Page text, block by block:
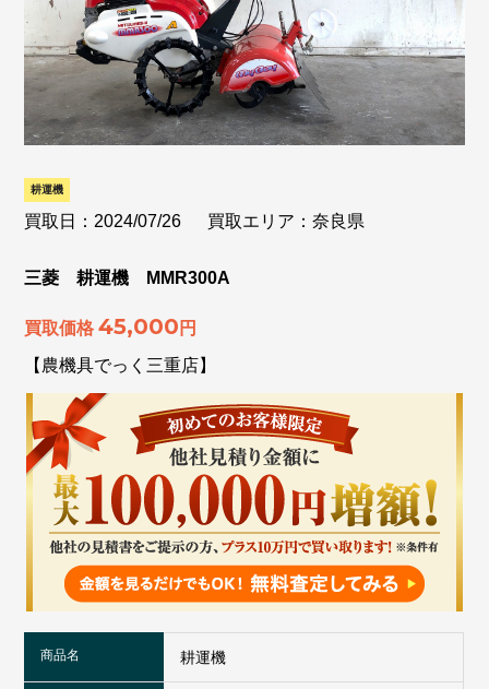
耕運機
買取日：2024/07/26 買取エリア：奈良県
三菱 耕運機 MMR300A
買取価格45,000 円
【農機具でっく三重店】
商品名 耕運機